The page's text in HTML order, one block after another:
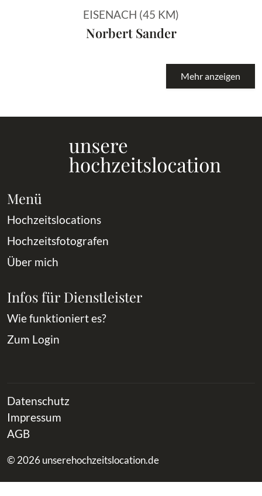
EISENACH (45 KM)
Norbert Sander
Mehr anzeigen
Menü
Hochzeitslocations
Hochzeitsfotografen
Über mich
Infos für Dienstleister
Wie funktioniert es?
Zum Login
Datenschutz
Impressum
AGB
© 2026 unserehochzeitslocation.de